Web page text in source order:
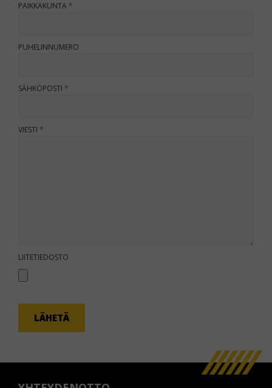
PAIKKAKUNTA
PUHELINNUMERO
SÄHKÖPOSTI
VIESTI
LIITETIEDOSTO
LÄHETÄ